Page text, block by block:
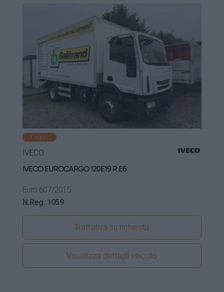
Furgoni
IVECO
IVECO EUROCARGO 120E19 R E6
Euro 607/2015
N.Reg.:1059
Trattativa su richiesta
Visualizza dettagli veicolo